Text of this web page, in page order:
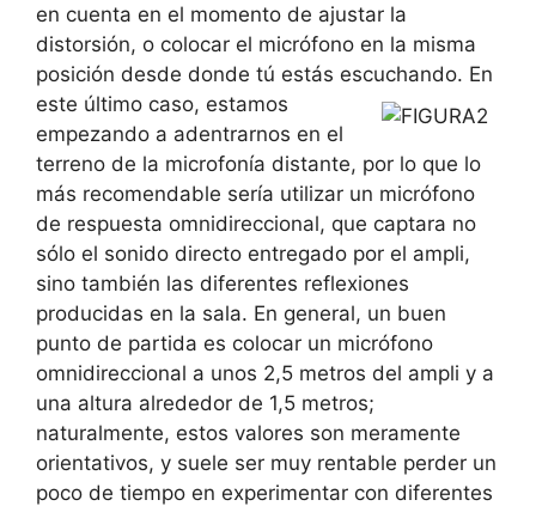
en cuenta en el momento de ajustar la
distorsión, o colocar el micrófono en la misma
posición desde donde tú estás escuchando. En
este último caso, estamos
empezando a adentrarnos en el
terreno de la microfonía distante, por lo que lo
más recomendable sería utilizar un micrófono
de respuesta omnidireccional, que captara no
sólo el sonido directo entregado por el ampli,
sino también las diferentes reflexiones
producidas en la sala. En general, un buen
punto de partida es colocar un micrófono
omnidireccional a unos 2,5 metros del ampli y a
una altura alrededor de 1,5 metros;
naturalmente, estos valores son meramente
orientativos, y suele ser muy rentable perder un
poco de tiempo en experimentar con diferentes